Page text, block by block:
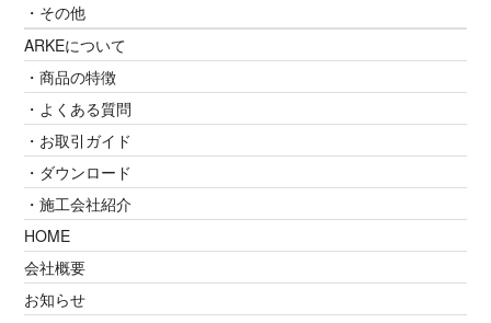
・その他
ARKEについて
・商品の特徴
・よくある質問
・お取引ガイド
・ダウンロード
・施工会社紹介
HOME
会社概要
お知らせ